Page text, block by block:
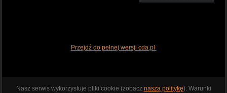
Przejdź do pełnej wersji cda.pl
Nasz serwis wykorzystuje pliki cookie (zobacz naszą politykę). Warunki